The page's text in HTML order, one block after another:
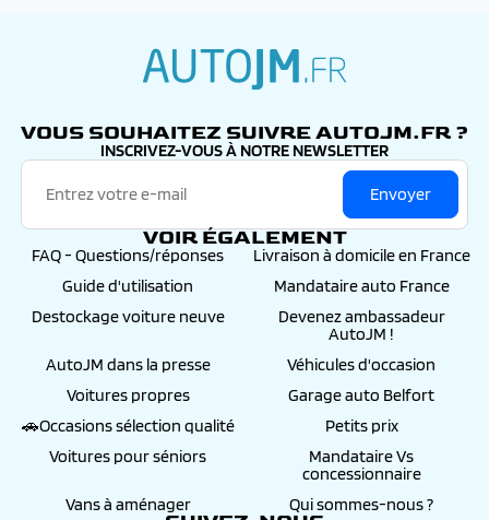
VOUS SOUHAITEZ SUIVRE AUTOJM.FR ?
INSCRIVEZ-VOUS À NOTRE NEWSLETTER
Envoyer
VOIR ÉGALEMENT
FAQ - Questions/réponses
Livraison à domicile en France
Guide d'utilisation
Mandataire auto France
Destockage voiture neuve
Devenez ambassadeur
AutoJM !
AutoJM dans la presse
Véhicules d'occasion
Voitures propres
Garage auto Belfort
🚗Occasions sélection qualité
Petits prix
Voitures pour séniors
Mandataire Vs
concessionnaire
Vans à aménager
Qui sommes-nous ?